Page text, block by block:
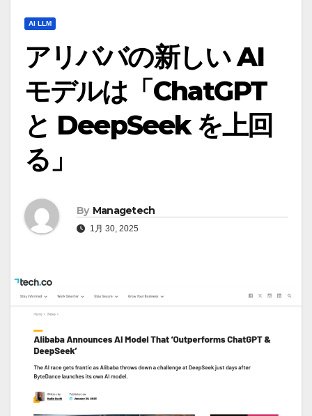
AI LLM
アリババの新しい AI
モデルは「ChatGPT
と DeepSeek を上回
る」
By Managetech
1月 30, 2025